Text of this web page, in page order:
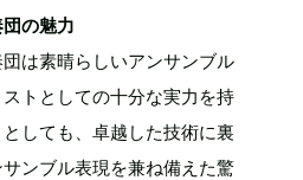
の魅力
は素晴らしいアンサンブル
トとしての十分な実力を持
しても、卓越した技術に裏
ンブル表現を兼ね備えた驚